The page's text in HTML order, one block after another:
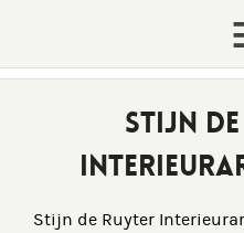
STIJN
Stijn de Ruyter